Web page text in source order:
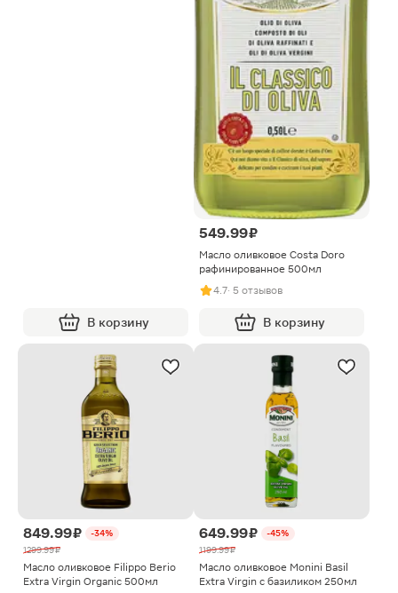
В корзину
549.99 ₽
Масло оливковое Costa Doro
рафинированное 500мл
4.7· 5 отзывов
В корзину
849.99 ₽
-34%
1299.99 ₽
Масло оливковое Filippo Berio
Extra Virgin Organic 500мл
649.99 ₽
-45%
1199.99 ₽
Масло оливковое Monini Basil
Extra Virgin с базиликом 250мл